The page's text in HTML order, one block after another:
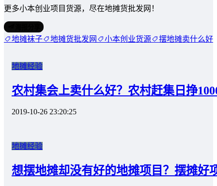
更多小本创业项目货源，尽在地摊货批发网！
地摊袜子 地摊货批发网 小本创业货源 摆地摊卖什么好
地摊经验
农村集会上卖什么好？农村赶集日挣
2019-10-26 23:20:25
地摊经验
想摆地摊却没有好的地摊项目？摆摊好